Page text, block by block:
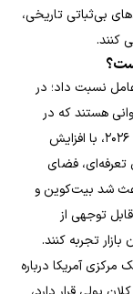
بی‌ثباتی تاریخی،
کنند.
نسبت داد؛ در
هستند که در
شکل‌گیری این فاز نقش دارند. در روزهای اولیه سال ۲۰۲۶، با افزایش
تعرفه‌ای، فضای
شد بیت‌کوین و
توجهی از
تجربه کنند.
مرکزی آمریکا درباره